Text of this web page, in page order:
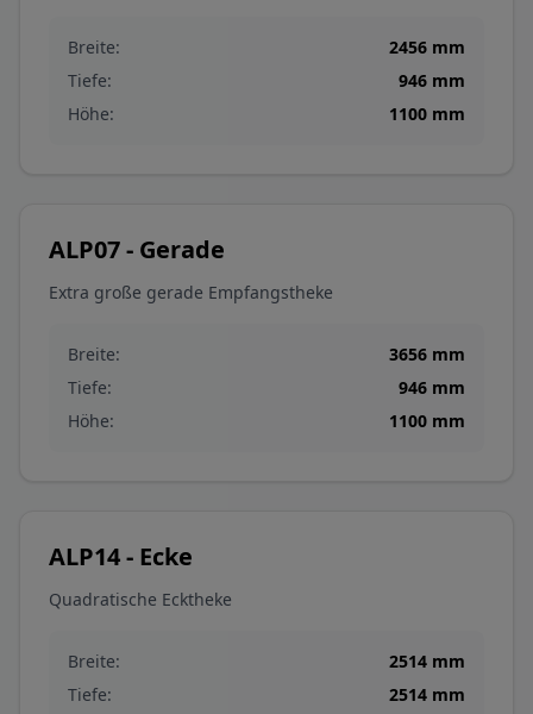
Breite: 2456 mm
Tiefe:
946 mm
Höhe:
1100 mm
ALP07 - Gerade
Extra große gerade Empfangstheke
Breite: 3656 mm
Tiefe:
946 mm
Höhe:
1100 mm
ALP14 - Ecke
Quadratische Ecktheke
Breite: 2514 mm
Tiefe:
2514 mm